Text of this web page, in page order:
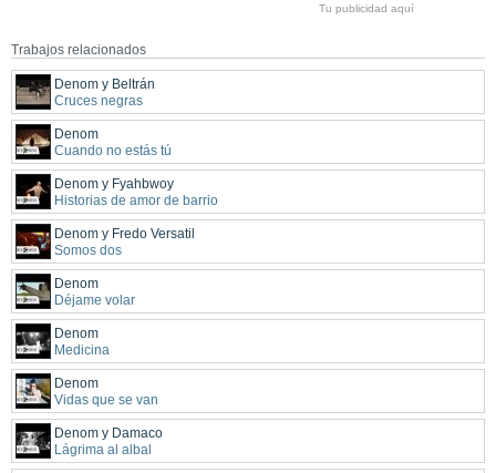
Tu publicidad aquí
Trabajos relacionados
Denom y Beltrán
Cruces negras
Denom
Cuando no estás tú
Denom y Fyahbwoy
Historias de amor de barrio
Denom y Fredo Versatil
Somos dos
Denom
Déjame volar
Denom
Medicina
Denom
Vidas que se van
Denom y Damaco
Lágrima al albal